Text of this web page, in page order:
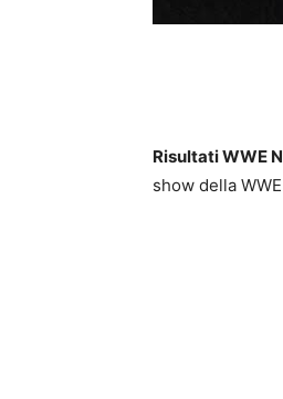
Risultati WWE
show della